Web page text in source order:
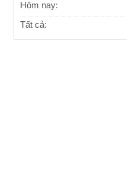
bước tương lai”
Đảng ủy Viện Hàn lâm
xã hội Việt Nam tổ chức
Hôm nay:
Tất cả: